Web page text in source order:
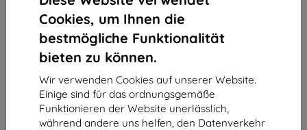
Cookies, um Ihnen die
bestmögliche Funktionalität
bieten zu können.
Wir verwenden Cookies auf unserer Website.
Einige sind für das ordnungsgemäße
Funktionieren der Website unerlässlich,
während andere uns helfen, den Datenverkehr
3MK Silver Protect+ Samsung A03s 4G nass
montierte antimikrobielle Folie (5903108412957)
Geeignet für: Samsung Galaxy A03s
Produktbeschreibung